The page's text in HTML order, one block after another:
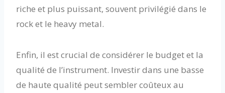
riche et plus puissant, souvent privilégié dans le
rock et le heavy metal.
Enfin, il est crucial de considérer le budget et la
qualité de l’instrument. Investir dans une basse
de haute qualité peut sembler coûteux au